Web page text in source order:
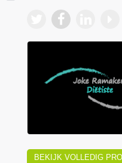
BEKIJK VOLLEDIG